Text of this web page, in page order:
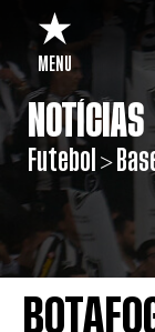
MENU
NOTÍCIAS
Futebol >